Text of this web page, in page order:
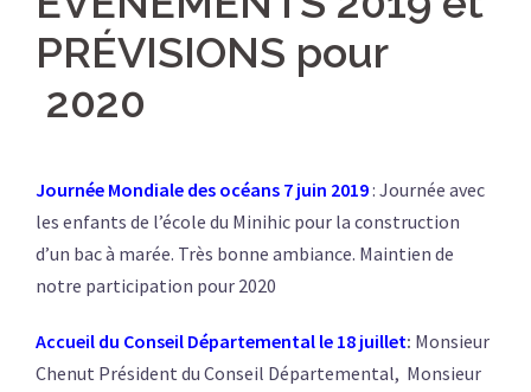
PRÉVISIONS pour
2020
Journée Mondiale des océans 7 juin 2019: Journée avec
les enfants de l’école du Minihic pour la construction
d’un bac à marée. Très bonne ambiance. Maintien de
notre participation pour 2020
Accueil du Conseil Départemental le 18 juillet: Monsieur
Chenut Président du Conseil Départemental, Monsieur